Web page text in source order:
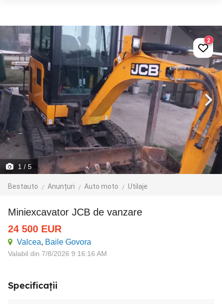
1 / 5
Bestauto Anunțuri Auto moto Utilaje
2
Miniexcavator JCB de vanzare
24 500 EUR
Valcea, Baile Govora
Valabil din 7/8/2026 9:16:16 AM
Specificații